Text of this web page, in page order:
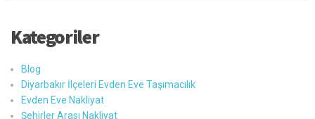
Kategoriler
Blog
Diyarbakır İlçeleri Evden Eve Taşımacılık
Evden Eve Nakliyat
Şehirler Arası Nakliyat